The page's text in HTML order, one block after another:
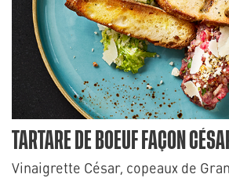
TARTARE DE BOEUF FAÇON
Vinaigrette César, copeaux de